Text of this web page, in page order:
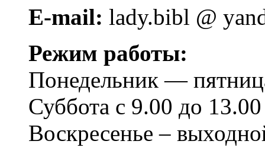
E-mail: lady.bibl @
Режим работы:
Понедельник —
Суббота с 9.00 до 13.00
Воскресенье –